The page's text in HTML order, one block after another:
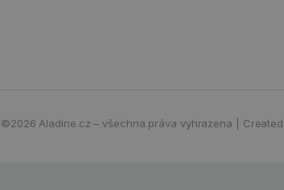
©2026 Aladine.cz – všechna práva vyhrazena